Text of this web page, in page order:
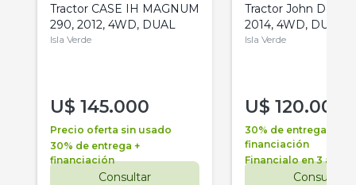
Tractor CASE IH MAGNUM
290, 2012, 4WD, DUAL
Isla Verde
U$ 145.000
Precio oferta sin usado
30% de entrega +
financiación
Consultar
Tractor John Deere
2014, 4WD, DUAL
Isla Verde
U$ 120.000
30% de entrega +
financiación
Financialo en 3 años
Consultar